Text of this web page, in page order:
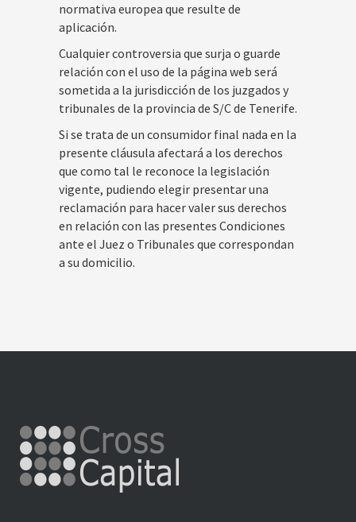
normativa europea que resulte de
aplicación.
Cualquier controversia que surja o guarde
relación con el uso de la página web será
sometida a la jurisdicción de los juzgados y
tribunales de la provincia de S/C de Tenerife.
Si se trata de un consumidor final nada en la
presente cláusula afectará a los derechos
que como tal le reconoce la legislación
vigente, pudiendo elegir presentar una
reclamación para hacer valer sus derechos
en relación con las presentes Condiciones
ante el Juez o Tribunales que correspondan
a su domicilio.